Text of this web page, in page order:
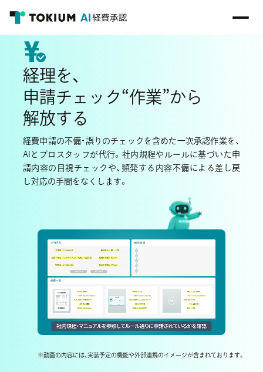
経理を、
申請チェック“作業”から
解放する
経費申請の不備・誤りのチェックを含めた一次承認作業を、
AIとプロスタッフが代行。 社内規程やルールに基づいた申
請内容の目視チェックや、 頻発する内容不備による差し戻
し対応の手間をなくします。
※動画の内容には、実装予定の機能や外部連携のイメージが含まれております。